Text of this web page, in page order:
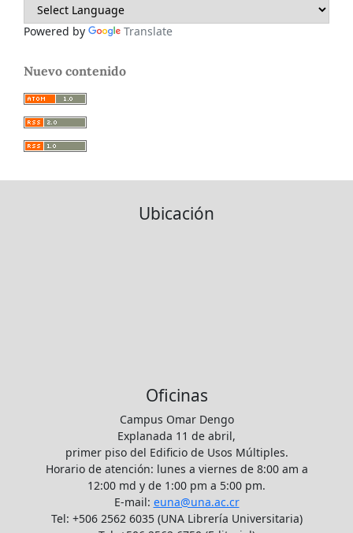
Powered by Translate
Nuevo contenido
Ubicación
Oficinas
Campus Omar Dengo
Explanada 11 de abril,
primer piso del Edificio de Usos Múltiples.
Horario de atención: lunes a viernes de 8:00 am a
12:00 md y de 1:00 pm a 5:00 pm.
E-mail: euna@una.ac.cr
Tel: +506 2562 6035 (UNA Librería Universitaria)